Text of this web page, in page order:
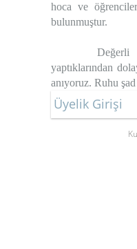
hoca ve
bulunmuştur.
Değerli
yaptıklarından
anıyoruz. Ruhu
Üyelik Girişi